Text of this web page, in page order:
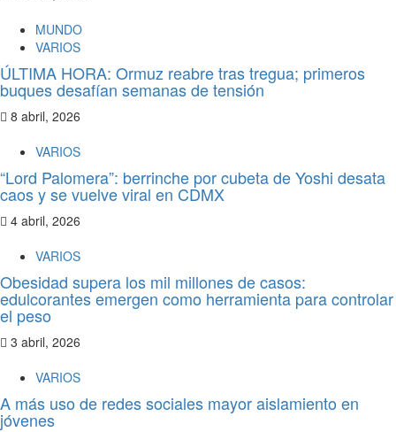
MUNDO
VARIOS
ÚLTIMA HORA: Ormuz reabre tras tregua; primeros
buques desafían semanas de tensión
8 abril, 2026
VARIOS
“Lord Palomera”: berrinche por cubeta de Yoshi desata
caos y se vuelve viral en CDMX
4 abril, 2026
VARIOS
Obesidad supera los mil millones de casos:
edulcorantes emergen como herramienta para controlar
el peso
3 abril, 2026
VARIOS
A más uso de redes sociales mayor aislamiento en
jóvenes